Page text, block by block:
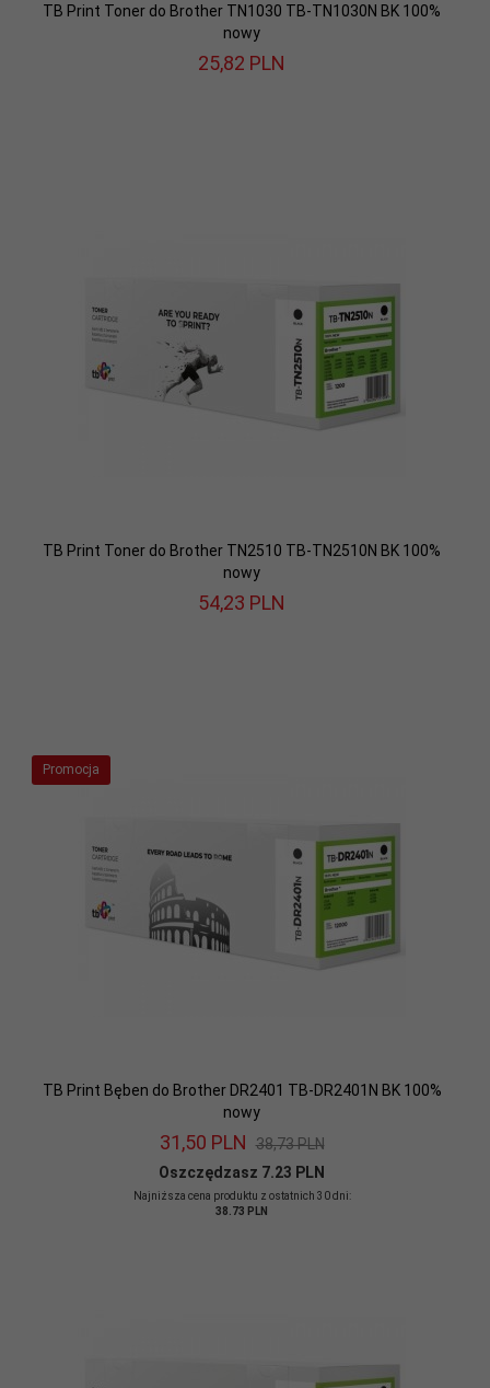
TB Print Toner do Brother TN1030 TB-TN1030N BK 100%
nowy
25,82 PLN
TB Print Toner do Brother TN2510 TB-TN2510N BK 100%
nowy
54,23 PLN
Promocja
TB Print Bęben do Brother DR2401 TB-DR2401N BK 100%
nowy
31,50 PLN 38,73 PLN
Oszczędzasz 7.23 PLN
Najniższa cena produktu z ostatnich 30 dni:
38.73 PLN